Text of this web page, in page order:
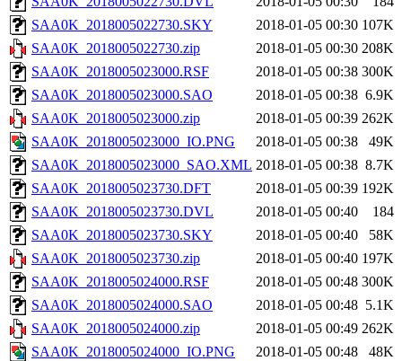
SAA0K_2018005022730.SKY
2018-01-05 00:30 107K
SAA0K_2018005022730.zip
2018-01-05 00:30 208K
SAA0K_2018005023000.RSF
2018-01-05 00:38 300K
SAA0K_2018005023000.SAO
2018-01-05 00:38 6.9K
SAA0K_2018005023000.zip
2018-01-05 00:39 262K
SAA0K_2018005023000_IO.PNG
2018-01-05 00:38
49K
SAA0K_2018005023000_SAO.XML 2018-01-05 00:38 8.7K
SAA0K_2018005023730.DFT
2018-01-05 00:39 192K
SAA0K_2018005023730.DVL
2018-01-05 00:40
184
SAA0K_2018005023730.SKY
2018-01-05 00:40
58K
SAA0K_2018005023730.zip
2018-01-05 00:40 197K
SAA0K_2018005024000.RSF
2018-01-05 00:48 300K
SAA0K_2018005024000.SAO
2018-01-05 00:48 5.1K
SAA0K_2018005024000.zip
2018-01-05 00:49 262K
SAA0K_2018005024000_IO.PNG
2018-01-05 00:48
48K